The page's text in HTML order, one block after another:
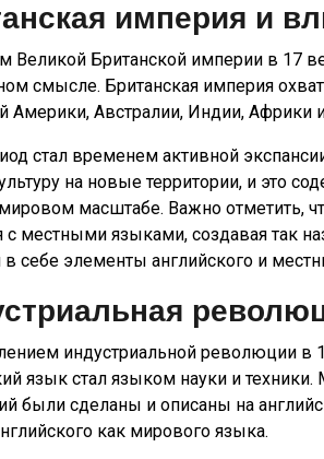
империя и
Великой Британской империи в 17
смысле. Британская империя
Америки, Австралии, Индии, Африки
стал временем активной
на новые территории, и это
масштабе. Важно отметить,
с местными языками, создавая так
в себе элементы английского и
индустриальной революции в
язык стал языком науки и
были сделаны и описаны на
как мирового языка.